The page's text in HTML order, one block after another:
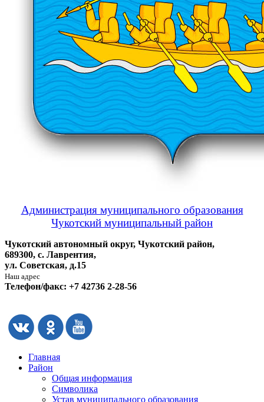
Администрация муниципального образования
Чукотский муниципальный район
Чукотский автономный округ, Чукотский район,
689300, с. Лаврентия,
ул. Советская, д.15
Наш адрес
Телефон/факс: +7 42736 2-28-56
Главная
Район
Общая информация
Символика
Устав муниципального образования